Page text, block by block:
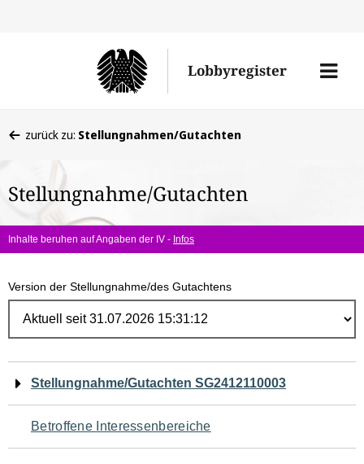
Lobbyregister
Menü
befinden
hier:
zurück zu: Stellungnahmen/Gutachten
Stellungnahme/Gutachten
Inhalte beruhen auf Angaben der IV - Infos
Version der Stellungnahme/des Gutachtens
Navigation
für
den
Stellungnahme/Gutachten SG2412110003
Betroffene Interessenbereiche